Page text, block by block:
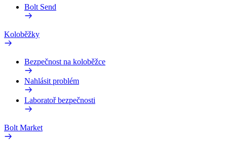
Bolt Send
Koloběžky
Bezpečnost na koloběžce
Nahlásit problém
Laboratoř bezpečnosti
Bolt Market